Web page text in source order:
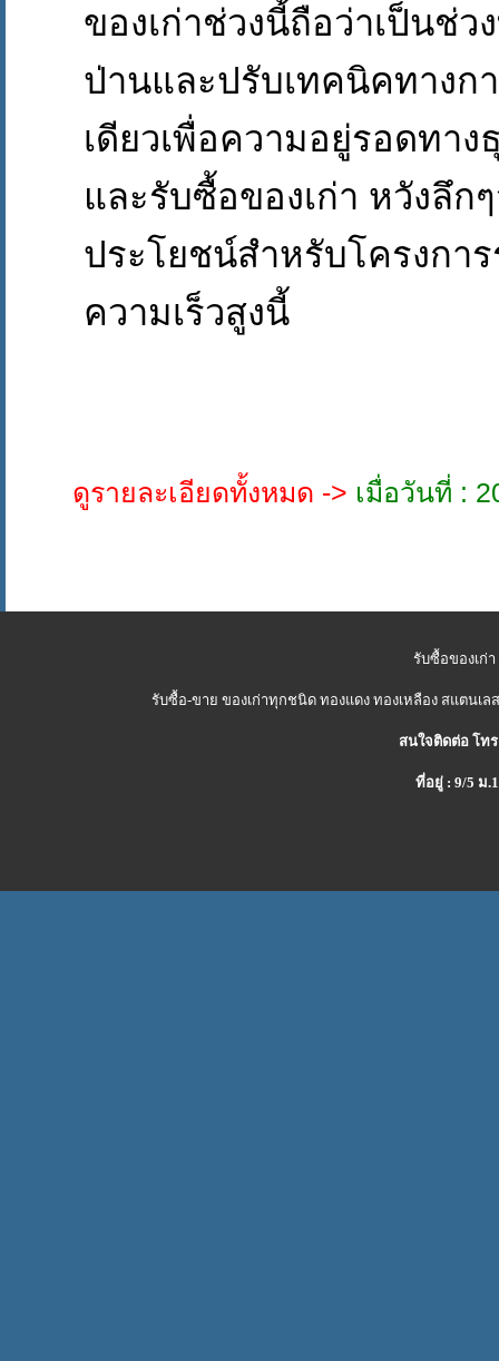
ของเก่าช่วงนี้ถือว่าเป็นช่
ป่านและปรับเทคนิคทางก
เดียวเพื่อความอยู่รอดทาง
และรับซื้อของเก่า หวังลึก
ประโยชน์สำหรับโครงกา
ความเร็วสูงนี้
ดูรายละเอียดทั้งหมด -> เมื่อวันที่ :
รับซื้อของเก่
รับซื้อ-ขาย ของเก่าทุกชนิด ทองแดง ทองเหลือง สแตนเ
สนใจติดต่อ โทร
ที่อยู่ : 9/5 ม